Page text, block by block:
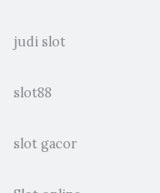
judi slot
slot88
slot gacor